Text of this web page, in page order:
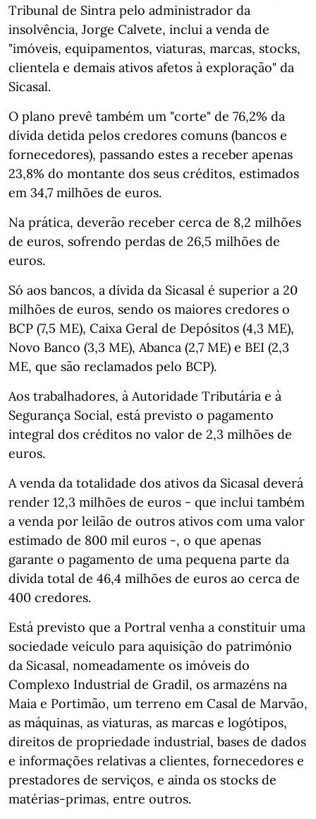
Tribunal de Sintra pelo administrador da
insolvência, Jorge Calvete, inclui a venda de
"imóveis, equipamentos, viaturas, marcas, stocks,
clientela e demais ativos afetos à exploração" da
Sicasal.
O plano prevê também um "corte" de 76,2% da
dívida detida pelos credores comuns (bancos e
fornecedores), passando estes a receber apenas
23,8% do montante dos seus créditos, estimados
em 34,7 milhões de euros.
Na prática, deverão receber cerca de 8,2 milhões
de euros, sofrendo perdas de 26,5 milhões de
euros.
Só aos bancos, a dívida da Sicasal é superior a 20
milhões de euros, sendo os maiores credores o
BCP (7,5 ME), Caixa Geral de Depósitos (4,3 ME),
Novo Banco (3,3 ME), Abanca (2,7 ME) e BEI (2,3
ME, que são reclamados pelo BCP).
Aos trabalhadores, à Autoridade Tributária e à
Segurança Social, está previsto o pagamento
integral dos créditos no valor de 2,3 milhões de
euros.
A venda da totalidade dos ativos da Sicasal deverá
render 12,3 milhões de euros - que inclui também
a venda por leilão de outros ativos com uma valor
estimado de 800 mil euros -, o que apenas
garante o pagamento de uma pequena parte da
dívida total de 46,4 milhões de euros ao cerca de
400 credores.
Está previsto que a Portral venha a constituir uma
sociedade veículo para aquisição do património
da Sicasal, nomeadamente os imóveis do
Complexo Industrial de Gradil, os armazéns na
Maia e Portimão, um terreno em Casal de Marvão,
as máquinas, as viaturas, as marcas e logótipos,
direitos de propriedade industrial, bases de dados
e informações relativas a clientes, fornecedores e
prestadores de serviços, e ainda os stocks de
matérias-primas, entre outros.